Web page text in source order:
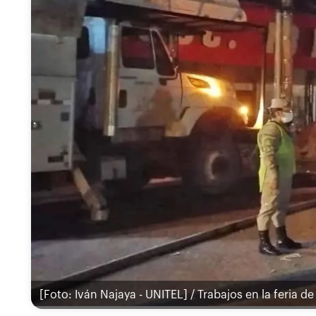
[Foto: Iván Najaya - UNITEL] / Trabajos en la feria